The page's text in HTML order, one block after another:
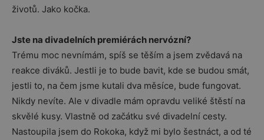
životů. Jako kočka.
Jste na divadelních premiérách nervózní?
Trému moc nevnímám, spíš se těším a jsem zvědavá na
reakce diváků. Jestli je to bude bavit, kde se budou smát,
jestli to, na čem jsme kutali dva měsíce, bude fungovat.
Nikdy nevíte. Ale v divadle mám opravdu veliké štěstí na
skvělé kusy. Vlastně od začátku své divadelní cesty.
Nastoupila jsem do Rokoka, když mi bylo šestnáct, a od té